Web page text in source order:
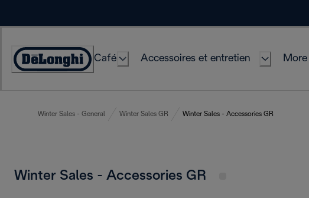
Déclaration
Café Accessoires et entretien
Winter Sales - General Winter Sales GR Winter Sales - Accessories GR
Winter Sales - Accessories GR